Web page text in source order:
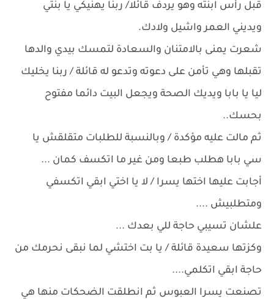
قبل رأس ابنته وهو يردف قائلا/ ربنا يهنيكي يا بنتي
ويديني العمر واشيل ولادك.
شعرت يمنى بالامتنان والسعادة لتمسك بيدي والدها
تقبلها وهي تأمن على دعوته وتدعو له قائلة / ربنا يخليك
ليا يا بابا ويديك الصحة ويجعل البيت دائما مفتوح
بحسك..
ثم مالت عليه مؤكدة / وبالنسبة للطلبات متقلقش يا
سي بابا هطلب طبعا ومن غير ما اتكسف كمان ...
أجابت عليها اختها يسرا / لا يا اختي ابقي اتكسفي
ومتطلبيش ....
علشان تسيبي حاجة للي بعدك ...
وكزتها سعيدة قائلة / يا بت اختشي لما نبقى نحرمك من
حاجة ابقي اتكلمي....
تصنعت يسرا العبوس ثم انطلقت الضحكات منها هي